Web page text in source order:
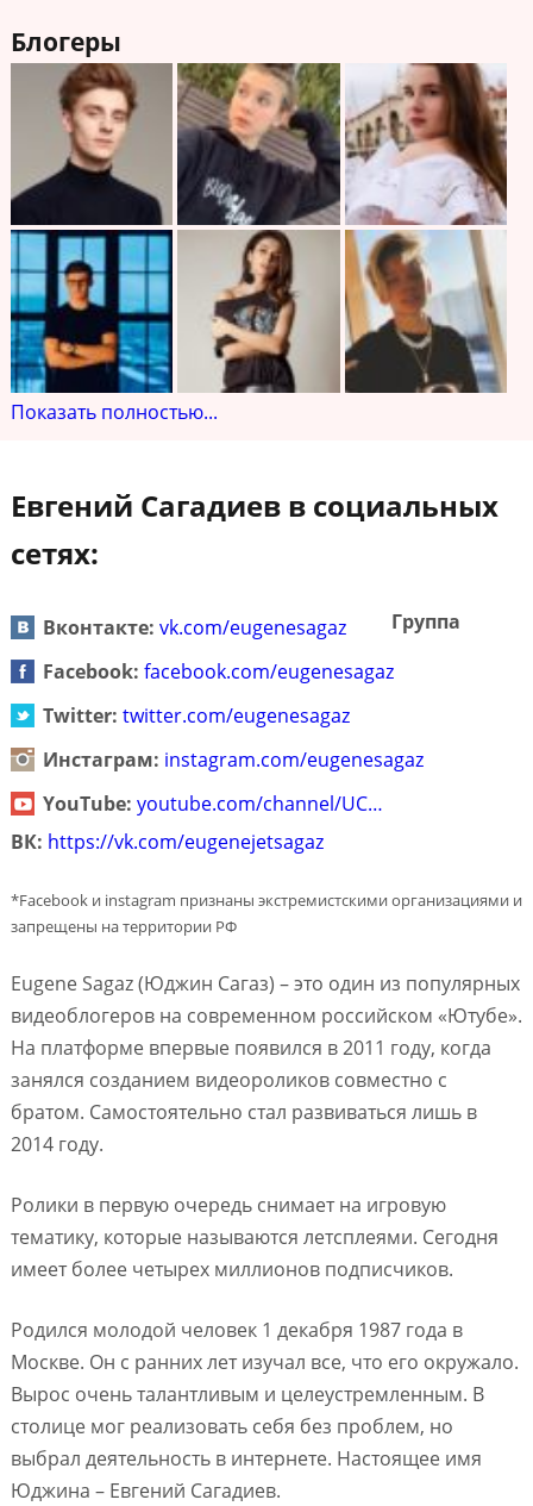
Блогеры
Показать полностью...
Евгений Сагадиев в социальных
сетях:
Вконтакте: vk.com/eugenesagaz
Facebook: facebook.com/eugenesagaz
Twitter: twitter.com/eugenesagaz
Инстаграм: instagram.com/eugenesagaz
YouTube: youtube.com/channel/UC…
Группа
ВК: https://vk.com/eugenejetsagaz
*Facebook и instagram признаны экстремистскими организациями и
запрещены на территории РФ
Eugene Sagaz (Юджин Сагаз) – это один из популярных
видеоблогеров на современном российском «Ютубе».
На платформе впервые появился в 2011 году, когда
занялся созданием видеороликов совместно с
братом. Самостоятельно стал развиваться лишь в
2014 году.
Ролики в первую очередь снимает на игровую
тематику, которые называются летсплеями. Сегодня
имеет более четырех миллионов подписчиков.
Родился молодой человек 1 декабря 1987 года в
Москве. Он с ранних лет изучал все, что его окружало.
Вырос очень талантливым и целеустремленным. В
столице мог реализовать себя без проблем, но
выбрал деятельность в интернете. Настоящее имя
Юджина – Евгений Сагадиев.